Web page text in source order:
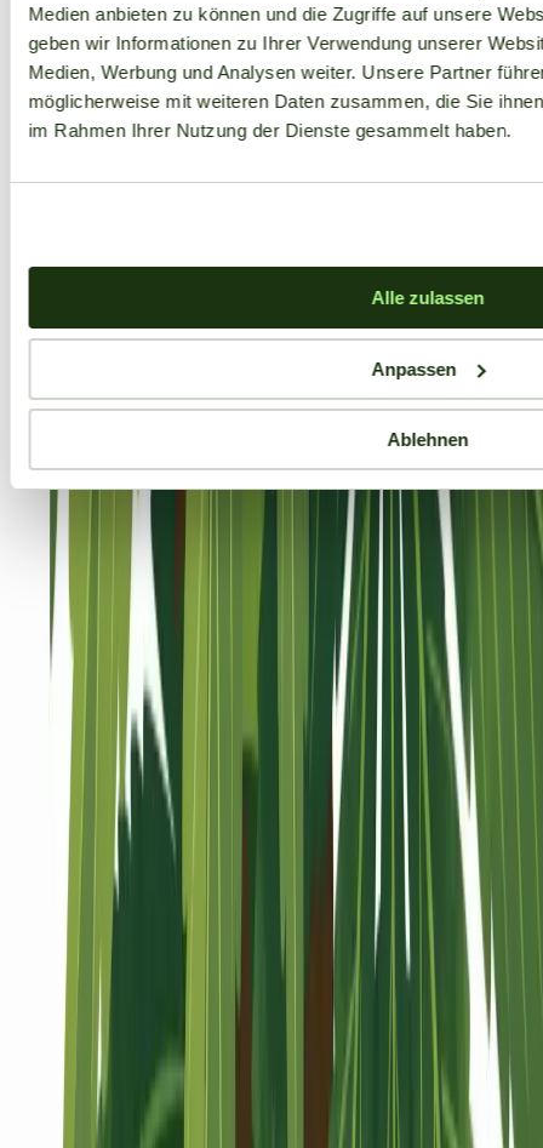
Medien anbieten zu können und die Zugriffe auf unsere
geben wir Informationen zu Ihrer Verwendung unserer
Medien, Werbung und Analysen weiter. Unsere Partner
möglicherweise mit weiteren Daten zusammen, die Sie
im Rahmen Ihrer Nutzung der Dienste gesammelt haben.
Alle zulassen
Anpassen
Ablehnen
Seedbanks